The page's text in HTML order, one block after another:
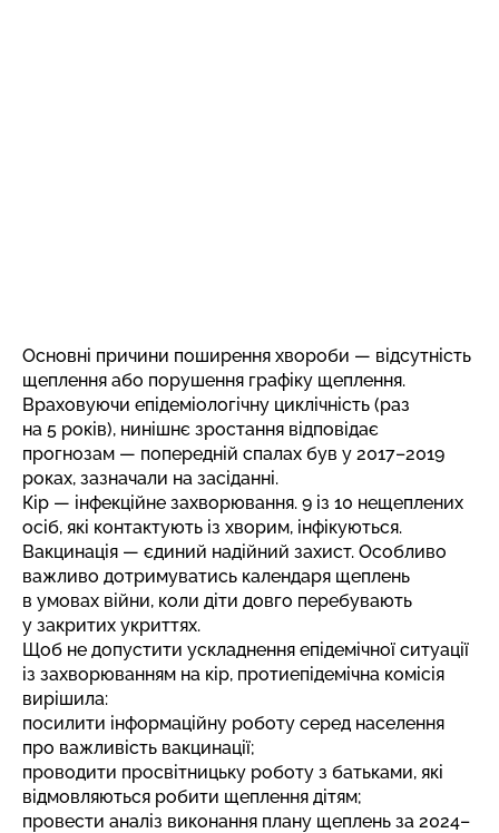
Основні причини поширення хвороби — відсутність
щеплення або порушення графіку щеплення.
Враховуючи епідеміологічну циклічність (раз
на 5 років), нинішнє зростання відповідає
прогнозам — попередній спалах був у 2017–2019
роках, зазначали на засіданні.
Кір — інфекційне захворювання. 9 із 10 нещеплених
осіб, які контактують із хворим, інфікуються.
Вакцинація — єдиний надійний захист. Особливо
важливо дотримуватись календаря щеплень
в умовах війни, коли діти довго перебувають
у закритих укриттях.
Щоб не допустити ускладнення епідемічної ситуації
із захворюванням на кір, протиепідемічна комісія
вирішила:
посилити інформаційну роботу серед населення
про важливість вакцинації;
проводити просвітницьку роботу з батьками, які
відмовляються робити щеплення дітям;
провести аналіз виконання плану щеплень за 2024–